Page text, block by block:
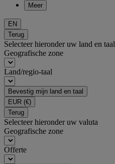
Meer
EN
Terug
Selecteer hieronder uw land en taal
Geografische zone
Land/regio-taal
Bevestig mijn land en taal
EUR (€)
Terug
Selecteer hieronder uw valuta
Geografische zone
Offerte